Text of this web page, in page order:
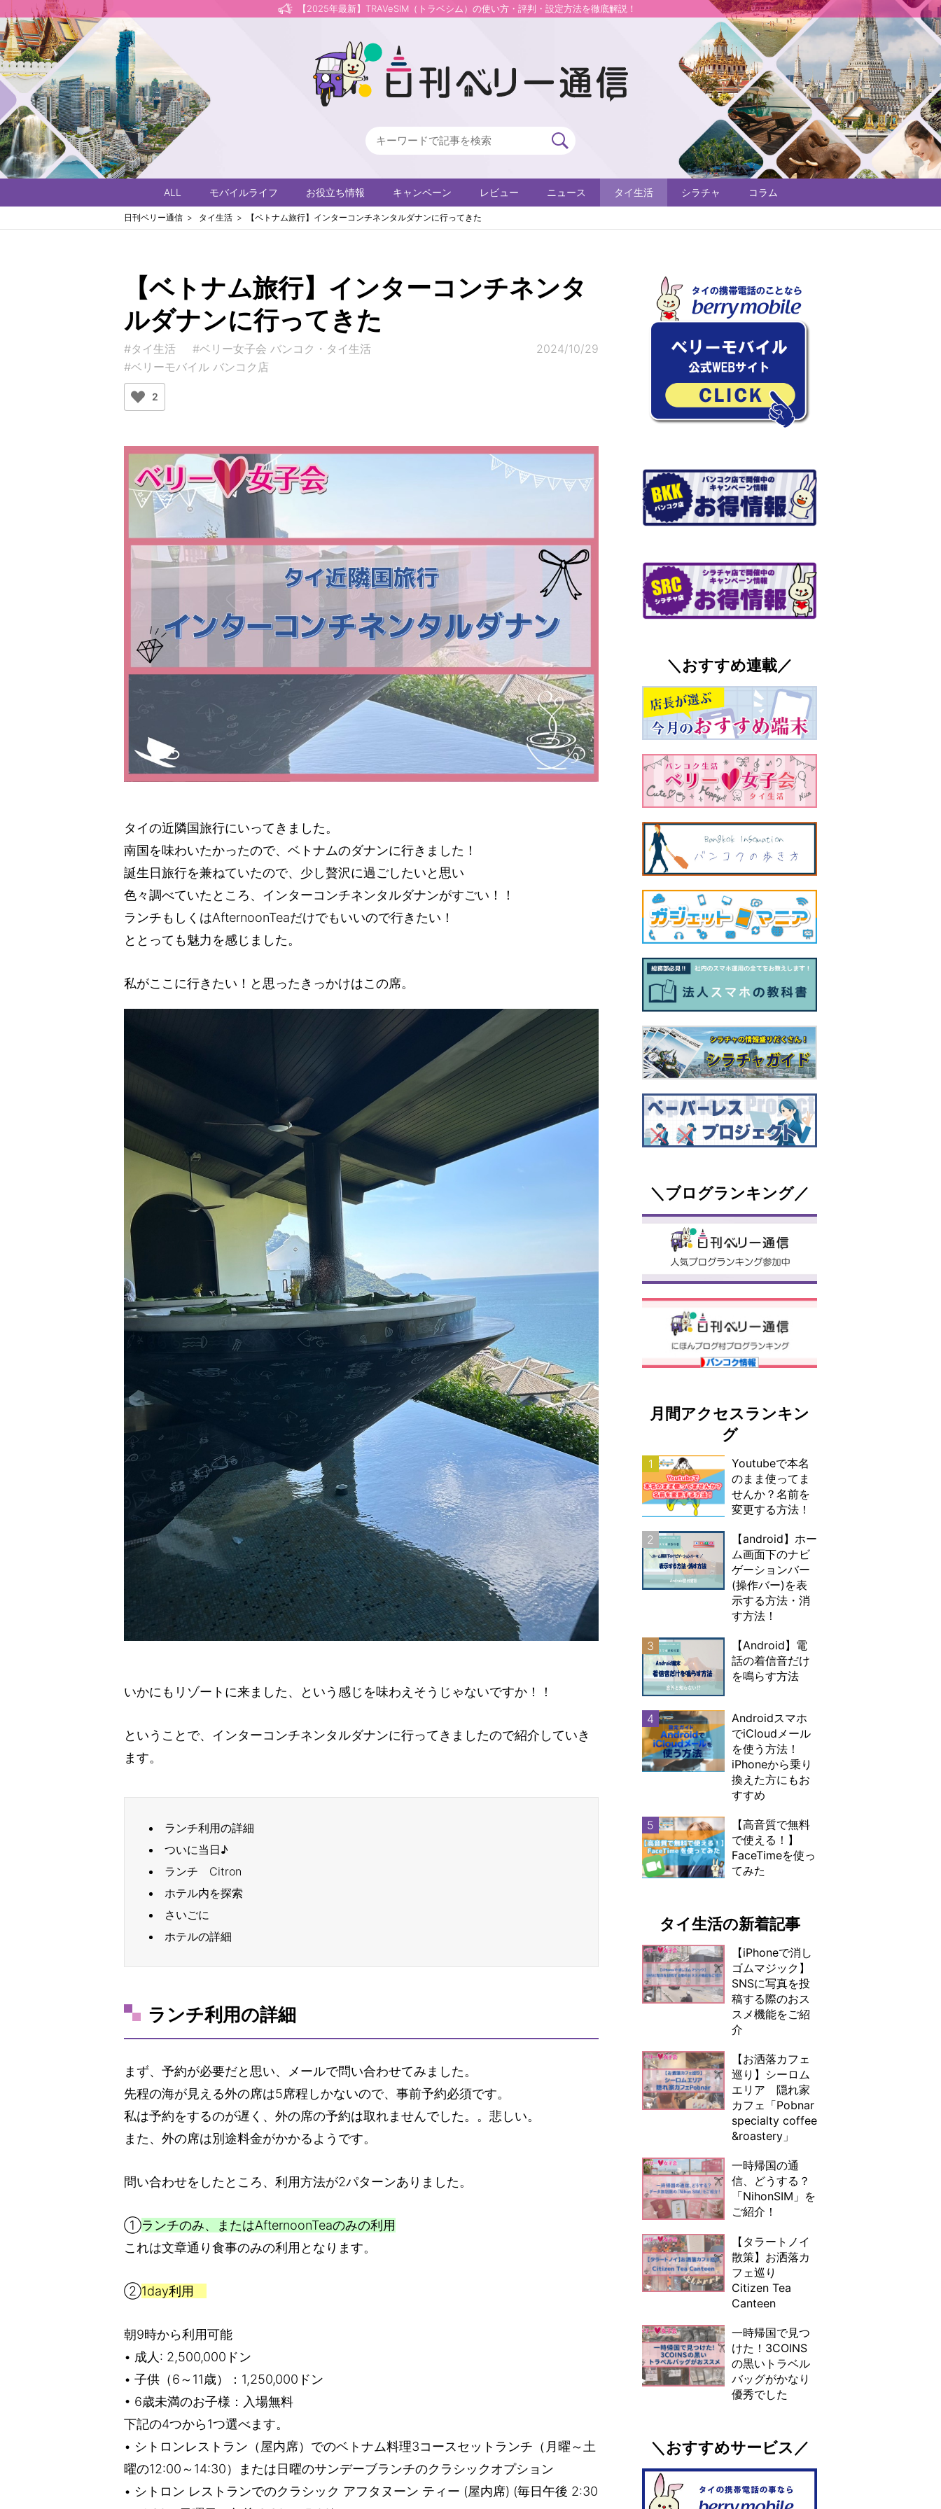
【2025年最新】TRAVeSIM（トラベシム）の使い方・評判・設定方法を徹底解説！
ALL モバイルライフ お役立ち情報 キャンペーン レビュー ニュース タイ生活 シラチャ コラム
日刊ベリー通信 タイ生活 【ベトナム旅行】インターコンチネンタルダナンに行ってきた
【ベトナム旅行】インターコンチネンタ
ルダナンに行ってきた
#タイ生活
#ベリー女子会 バンコク・タイ生活
#ベリーモバイル バンコク店
2024/10/29
2
タイの近隣国旅行にいってきました。
南国を味わいたかったので、ベトナムのダナンに行きました！
誕生日旅行を兼ねていたので、少し贅沢に過ごしたいと思い
色々調べていたところ、インターコンチネンタルダナンがすごい！！
ランチもしくはAfternoonTeaだけでもいいので行きたい！
ととっても魅力を感じました。
私がここに行きたい！と思ったきっかけはこの席。
いかにもリゾートに来ました、という感じを味わえそうじゃないですか！！
ということで、インターコンチネンタルダナンに行ってきましたので紹介していき
ます。
ランチ利用の詳細
ついに当日♪
ランチ Citron
ホテル内を探索
さいごに
ホテルの詳細
ランチ利用の詳細
まず、予約が必要だと思い、メールで問い合わせてみました。
先程の海が見える外の席は5席程しかないので、事前予約必須です。
私は予約をするのが遅く、外の席の予約は取れませんでした。。悲しい。
また、外の席は別途料金がかかるようです。
問い合わせをしたところ、利用方法が2パターンありました。
①ランチのみ、またはAfternoonTeaのみの利用
これは文章通り食事のみの利用となります。
②1day利用
朝9時から利用可能
• 成人: 2,500,000ドン
• 子供（6～11歳）：1,250,000ドン
• 6歳未満のお子様：入場無料
下記の4つから1つ選べます。
• シトロンレストラン（屋内席）でのベトナム料理3コースセットランチ（月曜～土
曜の12:00～14:30）または日曜のサンデーブランチのクラシックオプション
• シトロン レストランでのクラシック アフタヌーン ティー (屋内席) (毎日午後 2:30
＼おすすめ連載／
＼ブログランキング／
月間アクセスランキン
グ
1
Youtubeで本名
のまま使ってま
せんか？名前を
変更する方法！
2
【android】ホー
ム画面下のナビ
ゲーションバー
(操作バー)を表
示する方法・消
す方法！
3
【Android】電
話の着信音だけ
を鳴らす方法
4
Androidスマホ
でiCloudメール
を使う方法！
iPhoneから乗り
換えた方にもお
すすめ
5
【高音質で無料
で使える！】
FaceTimeを使っ
てみた
タイ生活の新着記事
【iPhoneで消し
ゴムマジック】
SNSに写真を投
稿する際のおス
スメ機能をご紹
介
【お洒落カフェ
巡り】シーロム
エリア 隠れ家
カフェ「Pobnar
specialty coffee
&roastery」
一時帰国の通
信、どうする？
「NihonSIM」を
ご紹介！
【タラートノイ
散策】お洒落カ
フェ巡り
Citizen Tea
Canteen
一時帰国で見つ
けた！3COINS
の黒いトラベル
バッグがかなり
優秀でした
＼おすすめサービス／